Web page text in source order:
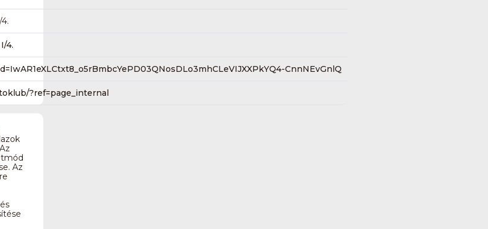
4.
CnnNEvGnlQ
?ref=page_internal
Az